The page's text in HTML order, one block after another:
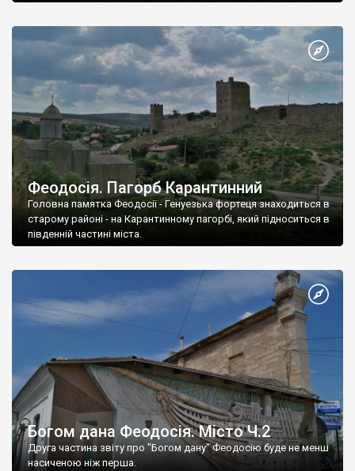
Феодосія. Пагорб Карантинний
Головна памятка Феодосії - Генуезька фортеця знаходиться в
старому районі - на Карантинному пагорбі, який підноситься в
південній частині міста.
Богом дана Феодосія. Місто Ч.2
Друга частина звіту про "Богом дану" Феодосію буде не менш
насиченою ніж перша.